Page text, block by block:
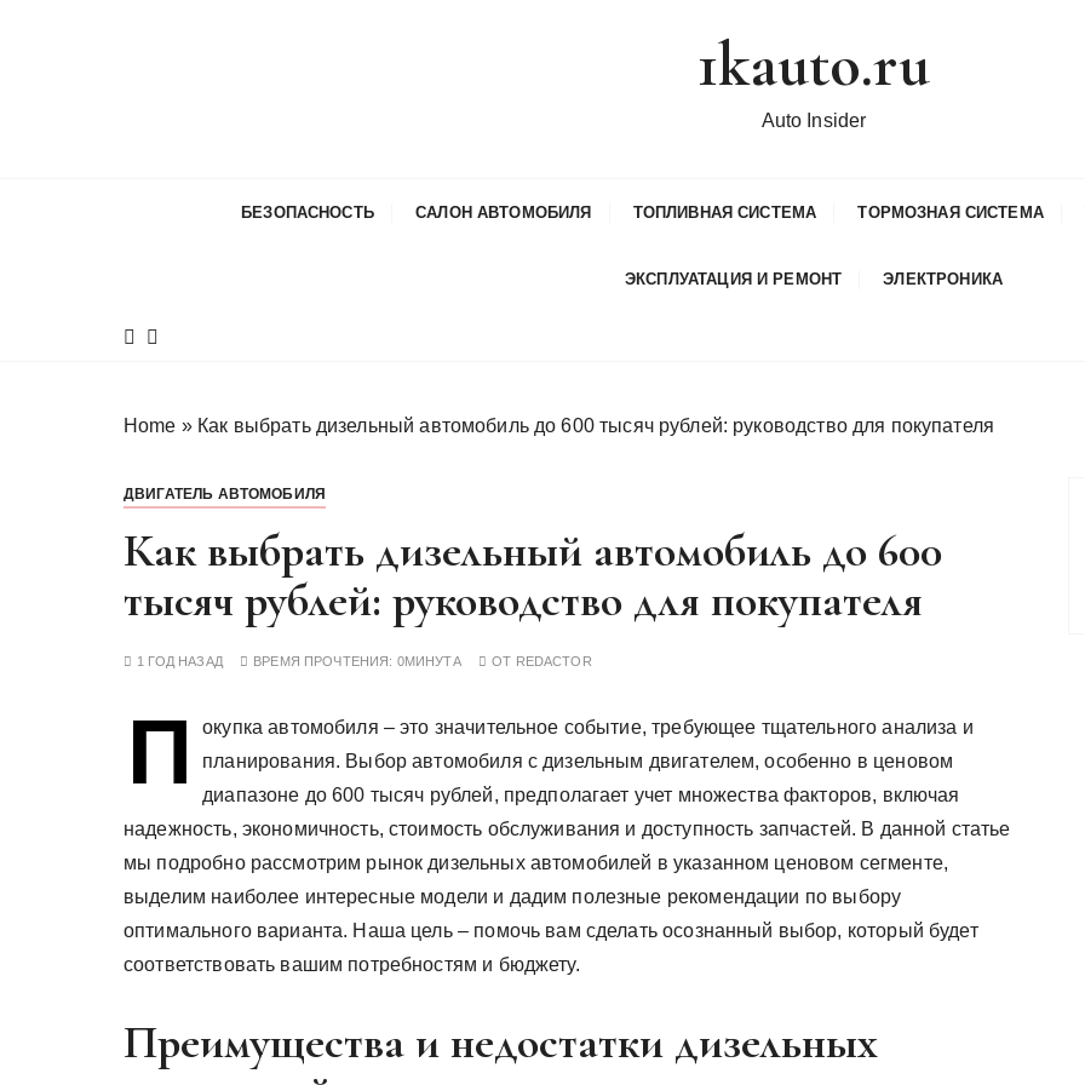
1kauto.ru
Auto Insider
БЕЗОПАСНОСТЬ САЛОН АВТОМОБИЛЯ ТОПЛИВНАЯ СИСТЕМА ТОРМОЗНАЯ СИСТЕМА
ЭКСПЛУАТАЦИЯ И РЕМОНТ ЭЛЕКТРОНИКА
Home » Как выбрать дизельный автомобиль до 600 тысяч рублей: руководство для покупателя
ДВИГАТЕЛЬ АВТОМОБИЛЯ
Как выбрать дизельный автомобиль до 600
тысяч рублей: руководство для покупателя
1 ГОД НАЗАД ВРЕМЯ ПРОЧТЕНИЯ: 0МИНУТА ОТ REDACTOR
П
окупка автомобиля – это значительное событие, требующее тщательного анализа и
планирования. Выбор автомобиля с дизельным двигателем, особенно в ценовом
диапазоне до 600 тысяч рублей, предполагает учет множества факторов, включая
надежность, экономичность, стоимость обслуживания и доступность запчастей. В данной статье
мы подробно рассмотрим рынок дизельных автомобилей в указанном ценовом сегменте,
выделим наиболее интересные модели и дадим полезные рекомендации по выбору
оптимального варианта. Наша цель – помочь вам сделать осознанный выбор, который будет
соответствовать вашим потребностям и бюджету.
Преимущества и недостатки дизельных